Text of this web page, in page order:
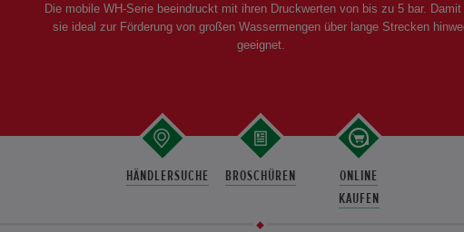
Die mobile WH-Serie beeindruckt mit ihren Druckwerten von bis zu 5 bar.
sie ideal zur Förderung von großen Wassermengen über lange Strecken
geeignet.
HÄNDLERSUCHE BROSCHÜREN
ONLINE
KAUFEN